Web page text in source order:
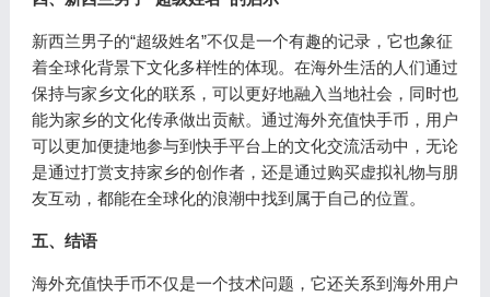
新西兰男子的“超级姓名”不仅是一个有趣的记录，它也象征
着全球化背景下文化多样性的体现。在海外生活的人们通过
保持与家乡文化的联系，可以更好地融入当地社会，同时也
能为家乡的文化传承做出贡献。通过海外充值快手币，用户
可以更加便捷地参与到快手平台上的文化交流活动中，无论
是通过打赏支持家乡的创作者，还是通过购买虚拟礼物与朋
友互动，都能在全球化的浪潮中找到属于自己的位置。
五、结语
海外充值快手币不仅是一个技术问题，它还关系到海外用户